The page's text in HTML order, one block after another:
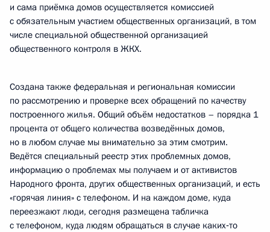
и сама приёмка домов осуществляется комиссией
с обязательным участием общественных организаций, в том
числе специальной общественной организацией
общественного контроля в ЖКХ.
Создана также федеральная и региональная комиссии
по рассмотрению и проверке всех обращений по качеству
построенного жилья. Общий объём недостатков – порядка 1
процента от общего количества возведённых домов,
но в любом случае мы внимательно за этим смотрим.
Ведётся специальный реестр этих проблемных домов,
информацию о проблемах мы получаем и от активистов
Народного фронта, других общественных организаций, и есть
«горячая линия» с телефоном. И на каждом доме, куда
переезжают люди, сегодня размещена табличка
с телефоном, куда людям обращаться в случае каких‑то